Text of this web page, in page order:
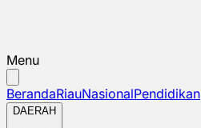
Menu
BerandaRiauNasionalPendidikan
DAERAH